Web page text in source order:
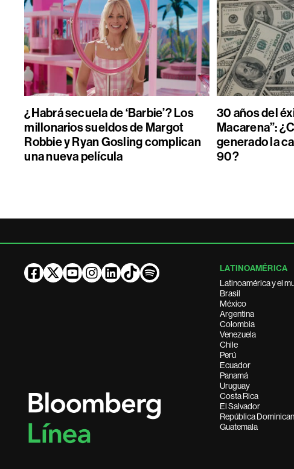
¿Habrá secuela de ‘Barbie’? Los
millonarios sueldos de Margot
Robbie y Ryan Gosling complican
una nueva película
30 años del
Macarena”:
generado la
90?
LATINOAMÉRICA
Latinoamérica y el
Brasil
México
Argentina
Colombia
Venezuela
Chile
Perú
Ecuador
Panamá
Uruguay
Costa Rica
El Salvador
República
Guatemala